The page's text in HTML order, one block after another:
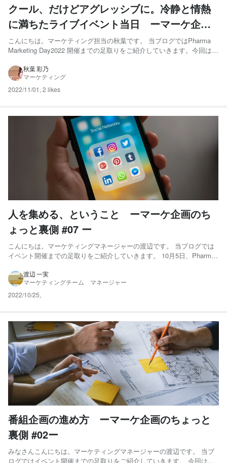
クール、だけどアグレッシブに。冷静と情熱
に満ちたライブイベント当日 ーマーケ企画
のちょっと裏側 #09ー
こんにちは。マーケティング担当の秋葉です。 当ブログではPharma
Marketing Day2022 開催までの足取りをご紹介していきます。今回はプ
ます。 当日は朝9時に集合。ライブ配信チームはリハーサルの設定を最
終確認、マーケティングチー...
秋葉 彩乃
マーケティング
2022/11/01 , 2 likes
人を集める、ということ ーマーケ企画のち
ょっと裏側 #07 ー
こんにちは。マーケティングマネージャーの渡辺です。 当ブログでは
イベント開催までの足取りをご紹介していきます。 10月5日、Pharma
ついては別記事にてご紹介しますね。 当イベントでは600名を超える方
にお申込みを頂きました。実は...
渡辺 一実
マーケティングチーム マネージャー
2022/10/25,
番組企画の進め方 ーマーケ企画のちょっと
裏側 #02ー
みなさんこんにちは。マーケティングマネージャーの渡辺です。 当ブ
ログではイベント開催までの足取りをご紹介していきます。 今回は番